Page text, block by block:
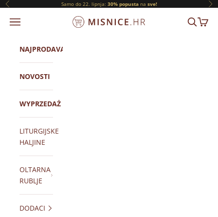
Prijeđi na sadržaj
Prethodni Samo do 22. lipnja: 30% popustana sve!
ORNATY.PL
IZBORNIK TRAŽI
NAJPRODAVANIJI
NOVOSTI
WYPRZEDAŻ
LITURGIJSKE
HALJINE
OLTARNA
RUBLJE
DODACI